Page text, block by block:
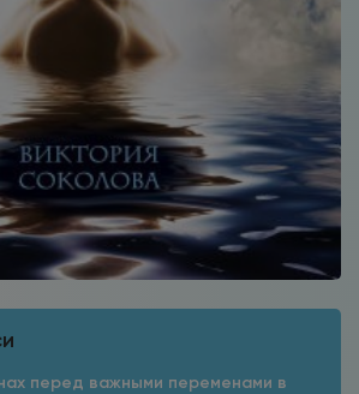
перед важными переменами в